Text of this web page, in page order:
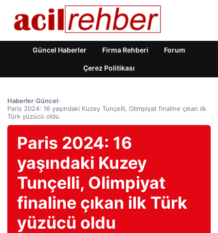
Güncel Haberler Firma Rehberi Forum
Çerez Politikası
Haberler›Güncel›
Paris 2024: 16 yaşındaki Kuzey Tunçelli, Olimpiyat finaline çıkan ilk
Türk yüzücü oldu
Paris 2024: 16
yaşındaki Kuzey
Tunçelli, Olimpiyat
finaline çıkan ilk Türk
yüzücü oldu